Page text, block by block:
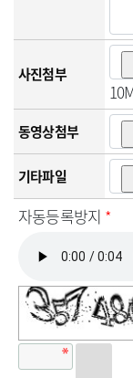
사진첨부
동영상첨부
기타파일
자동등록방지 *